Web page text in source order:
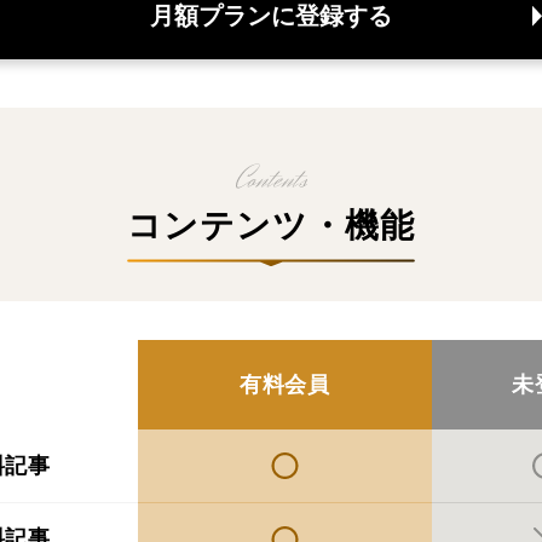
月額プランに登録する
コンテンツ・機能
有料会員 未
記事